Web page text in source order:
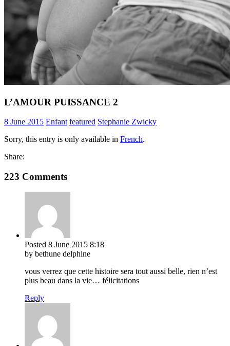
L’AMOUR PUISSANCE 2
8 June 2015 Enfant featured Stephanie Zwicky
Sorry, this entry is only available in French.
Share:
223 Comments
Posted 8 June 2015 8:18
by bethune delphine
vous verrez que cette histoire sera tout aussi belle, rien n’est
plus beau dans la vie… félicitations
Reply